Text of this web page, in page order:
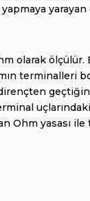
yarayan
olarak ölçülür.
terminalleri
Ohm yasası ile